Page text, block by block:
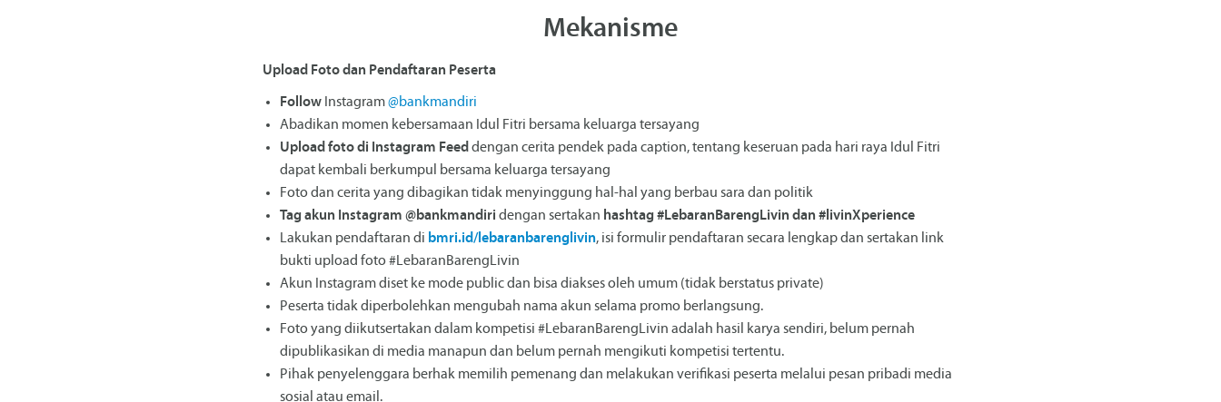
Mekanisme
Upload Foto dan Pendaftaran Peserta
Follow Instagram@bankmandiri
Abadikan momen kebersamaan Idul Fitri bersama keluarga tersayang
Upload foto di Instagram Feeddengan cerita pendek pada caption, tentang keseruan pada hari raya Idul Fitri
dapat kembali berkumpul bersama keluarga tersayang
Foto dan cerita yang dibagikan tidak menyinggung hal-hal yang berbau sara dan politik
Tag akun Instagram @bankmandiri dengan sertakan hashtag #LebaranBarengLivin dan #livinXperience
Lakukan pendaftaran di bmri.id/lebaranbarenglivin, isi formulir pendaftaran secara lengkap dan sertakan link
bukti upload foto #LebaranBarengLivin
Akun Instagram diset ke mode public dan bisa diakses oleh umum (tidak berstatus private)
Peserta tidak diperbolehkan mengubah nama akun selama promo berlangsung.
Foto yang diikutsertakan dalam kompetisi #LebaranBarengLivin adalah hasil karya sendiri, belum pernah
dipublikasikan di media manapun dan belum pernah mengikuti kompetisi tertentu.
Pihak penyelenggara berhak memilih pemenang dan melakukan verifikasi peserta melalui pesan pribadi media
sosial atau email.